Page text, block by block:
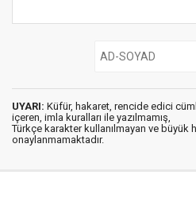
UYARI: Küfür, hakaret, rencide edici
içeren, imla kuralları ile yazılmamış,
Türkçe karakter kullanılmayan ve büyük
onaylanmamaktadır.